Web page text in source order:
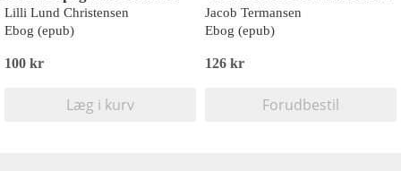
Lilli Lund Christensen
Ebog (epub)
100 kr
Læg i kurv
Jacob Termansen
Ebog (epub)
126 kr
Forudbestil